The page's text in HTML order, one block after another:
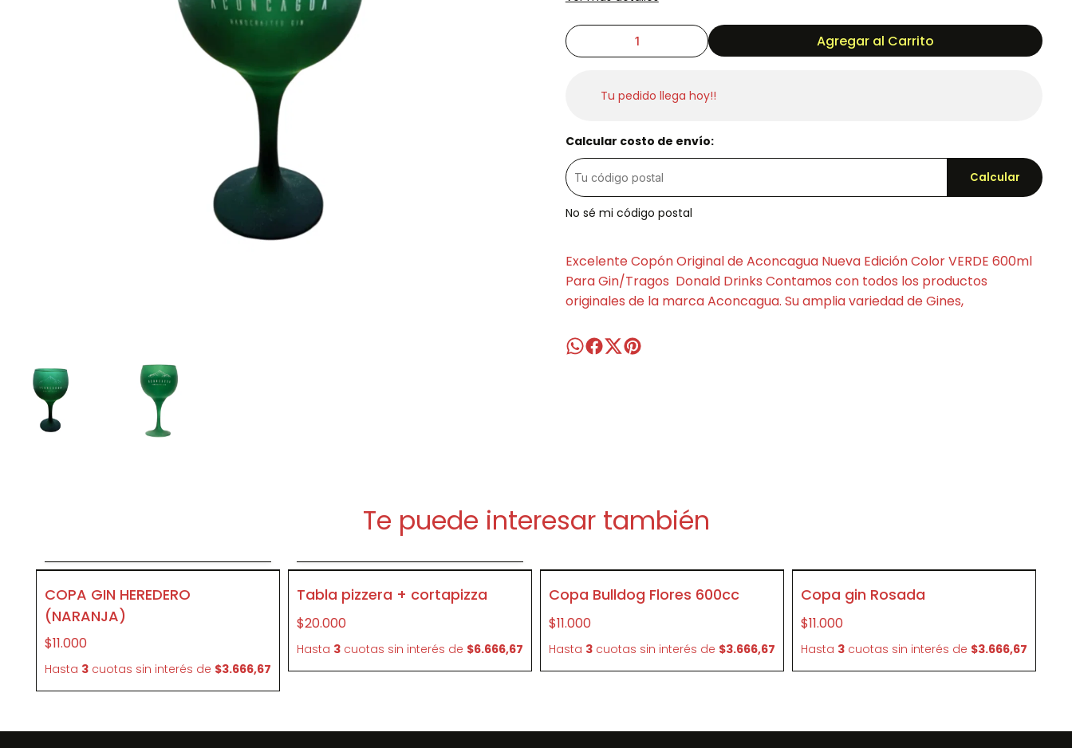
Agregar al Carrito
Tu pedido llega hoy!!
Calcular costo de envío:
Calcular
No sé mi código postal
Excelente Copón Original de Aconcagua Nueva Edición Color VERDE 600ml
Para Gin/Tragos Donald Drinks Contamos con todos los productos
originales de la marca Aconcagua. Su amplia variedad de Gines,
Te puede interesar también
COPA GIN HEREDERO
(NARANJA)
$11.000
Hasta 3 cuotas sin interés de $3.666,67
CR35
Tabla pizzera + cortapizza
$20.000
Hasta 3 cuotas sin interés de $6.666,67
SIN STOCK
CR12
Copa Bulldog Flores 600cc
$11.000
Hasta 3 cuotas sin interés de $3.666,67
SIN STOCK
CR07
Copa gin Rosada
$11.000
Hasta 3 cuotas sin interés de $3.666,67